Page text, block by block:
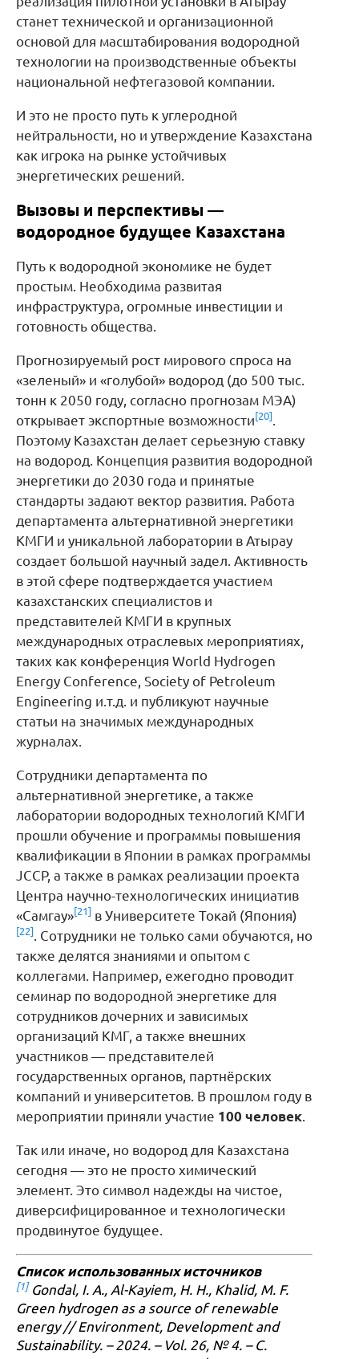
станет технической и организационной
основой для масштабирования водородной
технологии на производственные объекты
национальной нефтегазовой компании.
И это не просто путь к углеродной
нейтральности, но и утверждение Казахстана
как игрока на рынке устойчивых
энергетических решений.
Вызовы и перспективы —
водородное будущее Казахстана
Путь к водородной экономике не будет
простым. Необходима развитая
инфраструктура, огромные инвестиции и
готовность общества.
Прогнозируемый рост мирового спроса на
«зеленый» и «голубой» водород (до 500 тыс.
тонн к 2050 году, согласно прогнозам МЭА)
открывает экспортные возможности [20]
Поэтому Казахстан делает серьезную ставку
на водород. Концепция развития водородной
энергетики до 2030 года и принятые
стандарты задают вектор развития. Работа
департамента альтернативной энергетики
КМГИ и уникальной лаборатории в Атырау
создает большой научный задел. Активность
в этой сфере подтверждается участием
казахстанских специалистов и
представителей КМГИ в крупных
международных отраслевых мероприятиях,
таких как конференция World Hydrogen
Energy Conference, Society of Petroleum
Engineering и.т.д. и публикуют научные
статьи на значимых международных
журналах.
Сотрудники департамента по
альтернативной энергетике, а также
лаборатории водородных технологий КМГИ
прошли обучение и программы повышения
квалификации в Японии в рамках программы
JCCP, а также в рамках реализации проекта
Центра научно-технологических инициатив
«Самгау»[21] в Университете Токай (Япония)
[22]
. Сотрудники не только сами обучаются, но
также делятся знаниями и опытом с
коллегами. Например, ежегодно проводит
семинар по водородной энергетике для
сотрудников дочерних и зависимых
организаций КМГ, а также внешних
участников — представителей
государственных органов, партнёрских
компаний и университетов. В прошлом году в
мероприятии приняли участие 100 человек
Так или иначе, но водород для Казахстана
сегодня — это не просто химический
элемент. Это символ надежды на чистое,
диверсифицированное и технологически
продвинутое будущее.
Список использованных источников
[1]Gondal, I. A., Al-Kayiem, H. H., Khalid, M. F.
Green hydrogen as a source of renewable
energy // Environment, Development and
Sustainability. – 2024. – Vol. 26, № 4. – С.